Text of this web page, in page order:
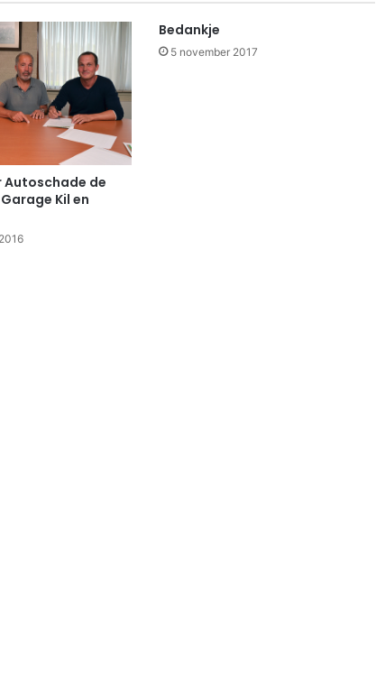
Autoschade de
Kil en
Bedankje
5 november 2017